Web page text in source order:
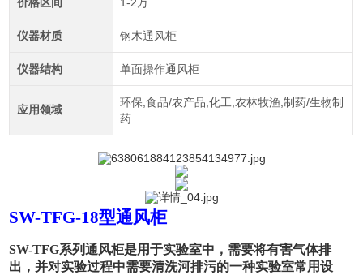
仪器材质 钢木通风柜
仪器结构 单面操作通风柜
应用领域
环保,食品/农产品,化工,农林牧渔,制药/生物制
药
SW-TFG-18型通风柜
SW-TFG系列通风柜是用于实验室中，需要将有害气体排
出，并对实验过程中需要清洗河排污的一种实验室常用设